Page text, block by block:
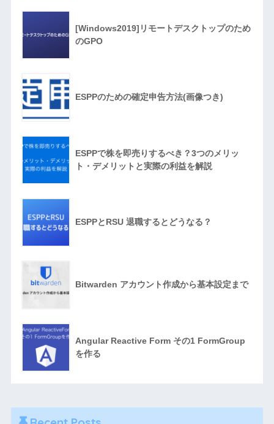
[Windows2019]リモートデスクトップのため
のGPO
ESPPのための確定申告方法(画像つき)
ESPPで株を即売りするべき？3つのメリッ
ト・デメリットと実際の利益を解説
ESPPとRSU 退職するとどうなる？
Bitwarden アカウント作成から基本設定まで
Angular Reactive Form その1 FormGroup
を作る